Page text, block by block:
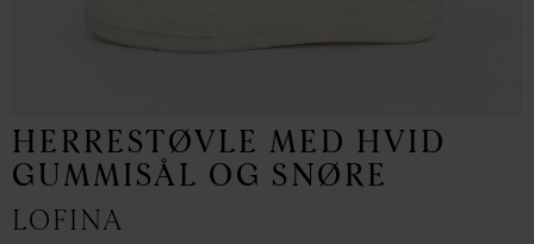
HERRESTØVLE MED HVID
GUMMISÅL OG SNØRE
LOFINA